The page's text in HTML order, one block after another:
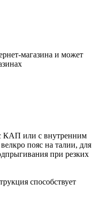
магазина и может
КАП или с внутренним
пояс на талии, для
при резких
способствует